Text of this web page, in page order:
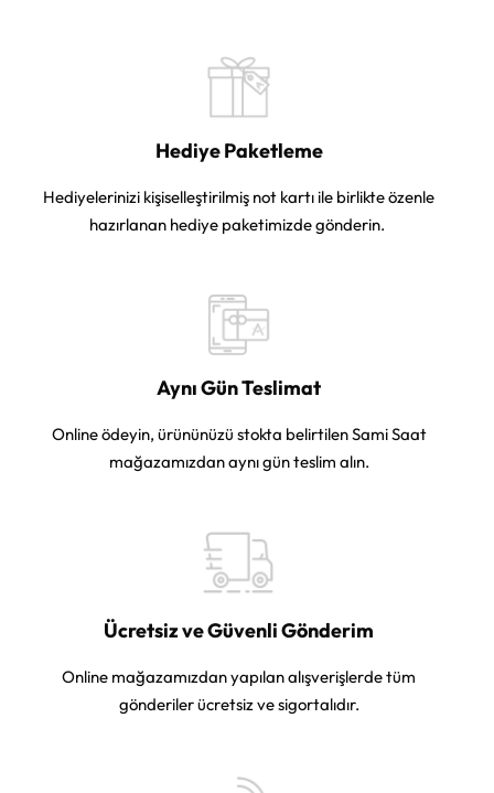
Hediye Paketleme
Hediyelerinizi kişiselleştirilmiş not kartı ile birlikte özenle
hazırlanan hediye paketimizde gönderin.
Aynı Gün Teslimat
Online ödeyin, ürününüzü stokta belirtilen Sami Saat
mağazamızdan aynı gün teslim alın.
Ücretsiz ve Güvenli Gönderim
Online mağazamızdan yapılan alışverişlerde tüm
gönderiler ücretsiz ve sigortalıdır.